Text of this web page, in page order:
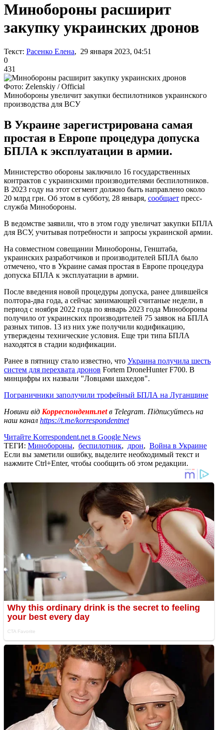
Минобороны расширит
закупку украинских дронов
Текст: Расенко Елена, 29 января 2023, 04:51
0
431
Фото: Zelenskiy / Official
Минобороны увеличит закупки беспилотников украинского
производства для ВСУ
В Украине зарегистрирована самая
простая в Европе процедура допуска
БПЛА к эксплуатации в армии.
Министерство обороны заключило 16 государственных
контрактов с украинскими производителями беспилотников.
В 2023 году на этот сегмент должно быть направлено около
20 млрд грн. Об этом в субботу, 28 января, сообщает пресс-
служба Минобороны.
В ведомстве заявили, что в этом году увеличат закупки БПЛА
для ВСУ, учитывая потребности и запросы украинской армии.
На совместном совещании Минобороны, Генштаба,
украинских разработчиков и производителей БПЛА было
отмечено, что в Украине самая простая в Европе процедура
допуска БПЛА к эксплуатации в армии.
После введения новой процедуры допуска, ранее длившейся
полтора-два года, а сейчас занимающей считаные недели, в
период с ноября 2022 года по январь 2023 года Минобороны
получило от украинских производителей 75 заявок на БПЛА
разных типов. 13 из них уже получили кодификацию,
утверждены технические условия. Еще три типа БПЛА
находятся в стадии кодификации.
Ранее в пятницу стало известно, что Украина получила шесть
систем для перехвата дронов Fortem DroneHunter F700. В
минцифры их назвали "Ловцами шахедов".
Пограничники заполучили трофейный БПЛА на Луганщине
Новини від Корреспондент.netв Telegram. Підписуйтесь на
наш канал https://t.me/korrespondentnet
Читайте Korrespondent.net в Google News
ТЕГИ: Минобороны, беспилотник, дрон, Война в Украине
Если вы заметили ошибку, выделите необходимый текст и
нажмите Ctrl+Enter, чтобы сообщить об этом редакции.